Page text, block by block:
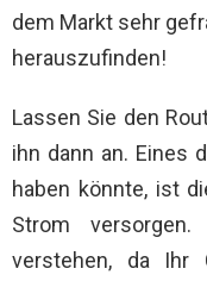
dem Markt sehr
herauszufinden!
Lassen Sie den
ihn dann an. Eines
haben könnte, ist
Strom
verstehen, da Ihr